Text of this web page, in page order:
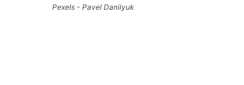
Pexels - Pavel Danilyuk